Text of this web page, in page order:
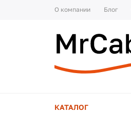
О компании Блог
КАТАЛОГ